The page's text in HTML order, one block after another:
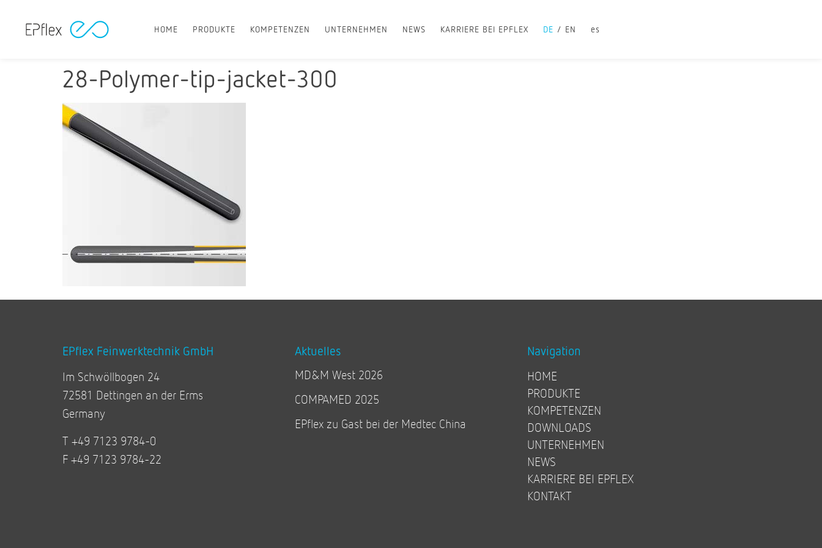
HOME PRODUKTE KOMPETENZEN UNTERNEHMEN NEWS KARRIERE BEI EPFLEX DE EN es
28-Polymer-tip-jacket-300
EPflex Feinwerktechnik GmbH
Im Schwöllbogen 24
72581 Dettingen an der Erms
Germany
T +49 7123 9784-0
F +49 7123 9784-22
Aktuelles
MD&M West 2026
COMPAMED 2025
EPflex zu Gast bei der Medtec China
Navigation
HOME
PRODUKTE
KOMPETENZEN
DOWNLOADS
UNTERNEHMEN
NEWS
KARRIERE BEI EPFLEX
KONTAKT